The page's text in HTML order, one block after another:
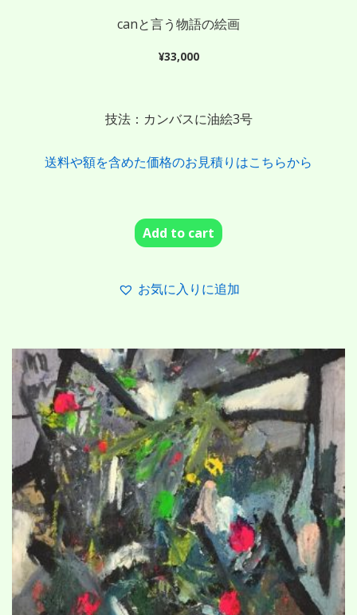
canと言う物語の絵画
¥33,000
技法：カンバスに油絵3号
送料や額を含めた価格のお見積りはこちらから
Add to cart
お気に入りに追加